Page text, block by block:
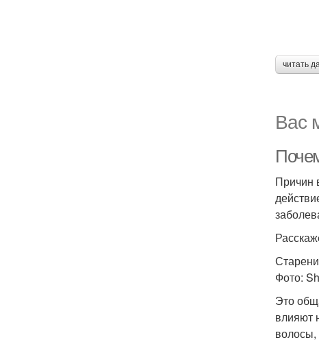
читать
Вас
Причин
Фото:
Это
влияют